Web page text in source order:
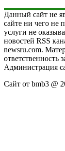
Данный сайт не
сайте ни чего не
услуги не
новостей RSS
newsru.com.
ответственность
Администрация
Сайт от bmb3 @